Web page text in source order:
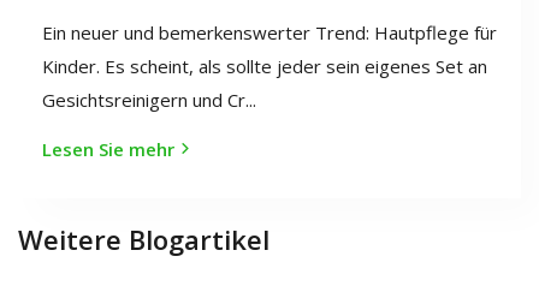
Ein neuer und bemerkenswerter Trend: Hautpflege für
Kinder. Es scheint, als sollte jeder sein eigenes Set an
Gesichtsreinigern und Cr...
Lesen Sie mehr
Weitere Blogartikel